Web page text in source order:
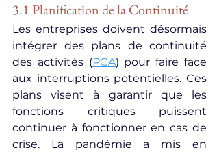
3.1 Planification de la Continuité
Les entreprises doivent désormais
intégrer des plans de continuité
des activités (PCA) pour faire face
aux interruptions potentielles. Ces
plans visent à garantir que les
fonctions critiques puissent
continuer à fonctionner en cas de
crise. La pandémie a mis en